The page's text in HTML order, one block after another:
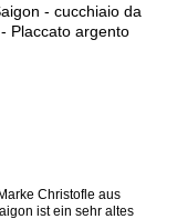
- cucchiaio da
Placcato argento
Christofle aus